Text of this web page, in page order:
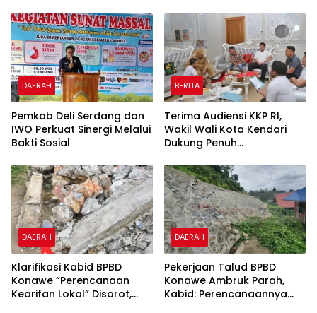
Menyeluruh BPBD Konawe
DAERAH
Pemkab Deli Serdang dan
IWO Perkuat Sinergi Melalui
Bakti Sosial
BERITA
Terima Audiensi KKP RI,
Wakil Wali Kota Kendari
Dukung Penuh
Pesisir di Tiga Kelurahan
DAERAH
Klarifikasi Kabid BPBD
Konawe “Perencanaan
Kearifan Lokal” Disorot,
DAERAH
Pekerjaan Talud BPBD
Konawe Ambruk Parah,
Kabid: Perencanaannya